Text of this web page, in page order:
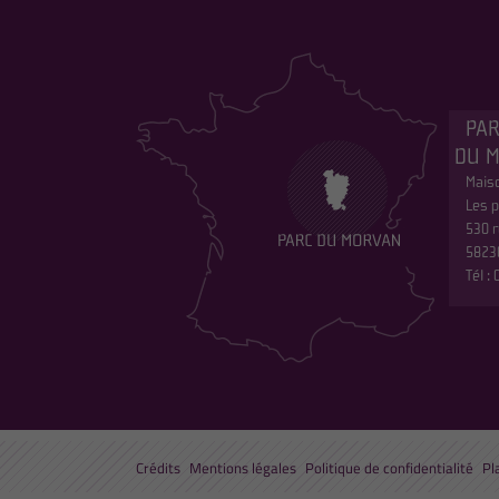
DU
Les
530
Tél :
Crédits Mentions légales Politique de confidentialité